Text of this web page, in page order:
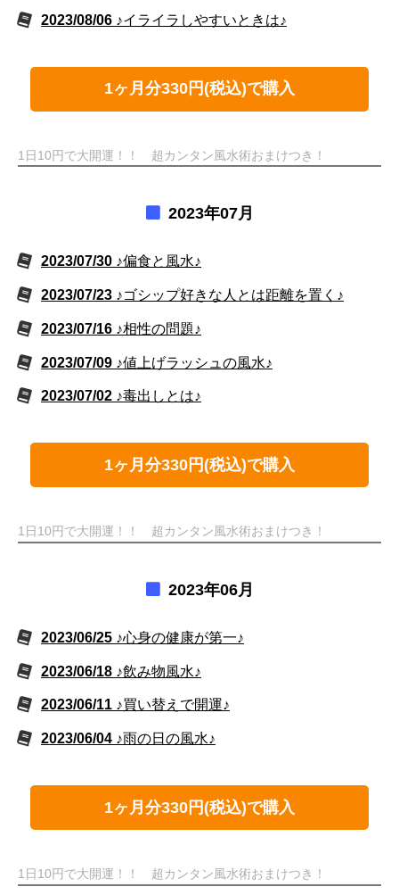
2023/08/06 ♪イライラしやすいときは♪
1ヶ月分330円(税込)で購入
1日10円で大開運！！ 超カンタン風水術おまけつき！
2023年07月
2023/07/30 ♪偏食と風水♪
2023/07/23 ♪ゴシップ好きな人とは距離を置く♪
2023/07/16 ♪相性の問題♪
2023/07/09 ♪値上げラッシュの風水♪
2023/07/02 ♪毒出しとは♪
1ヶ月分330円(税込)で購入
1日10円で大開運！！ 超カンタン風水術おまけつき！
2023年06月
2023/06/25 ♪心身の健康が第一♪
2023/06/18 ♪飲み物風水♪
2023/06/11 ♪買い替えで開運♪
2023/06/04 ♪雨の日の風水♪
1ヶ月分330円(税込)で購入
1日10円で大開運！！ 超カンタン風水術おまけつき！